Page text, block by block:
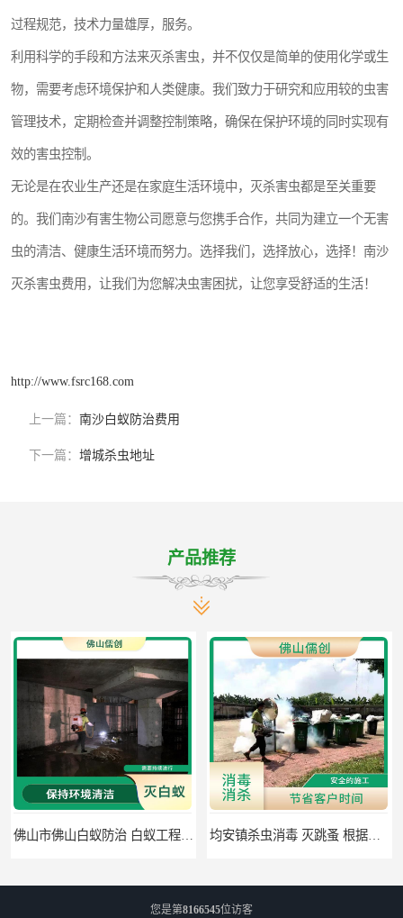
过程规范，技术力量雄厚，服务。
利用科学的手段和方法来灭杀害虫，并不仅仅是简单的使用化学或生
物，需要考虑环境保护和人类健康。我们致力于研究和应用较的虫害
管理技术，定期检查并调整控制策略，确保在保护环境的同时实现有
效的害虫控制。
无论是在农业生产还是在家庭生活环境中，灭杀害虫都是至关重要
的。我们南沙有害生物公司愿意与您携手合作，共同为建立一个无害
虫的清洁、健康生活环境而努力。选择我们，选择放心，选择！南沙
灭杀害虫费用，让我们为您解决虫害困扰，让您享受舒适的生活！
http://www.fsrc168.com
上一篇： 南沙白蚁防治费用
下一篇： 增城杀虫地址
产品推荐
您是第8166545位访客